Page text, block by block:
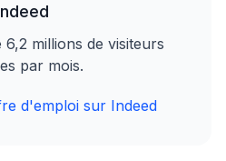
6,2 millions de visiteurs
par mois.
d'emploi sur Indeed